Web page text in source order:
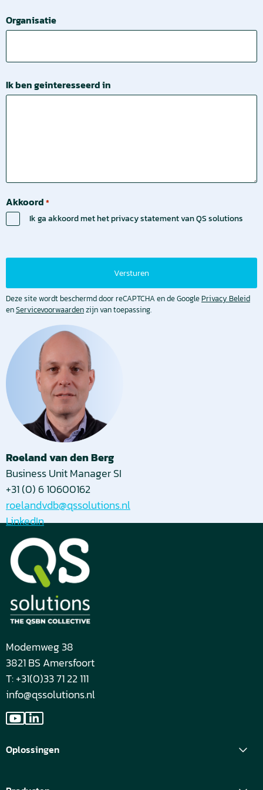
Organisatie
Ik ben geinteresseerd in
Akkoord *
Ik ga akkoord met het privacy statement van QS solutions
Deze site wordt beschermd door reCAPTCHA en de Google Privacy Beleid
enServicevoorwaardenzijn van toepassing.
Roeland van den Berg
Business Unit Manager SI
+31 (0) 6 10600162
roelandvdb@qssolutions.nl
LinkedIn
Modemweg 38
3821 BS Amersfoort
T: +31(0)33 71 22 111
info@qssolutions.nl
Ga
YouTube
Ga
LinkedIn
Oplossingen